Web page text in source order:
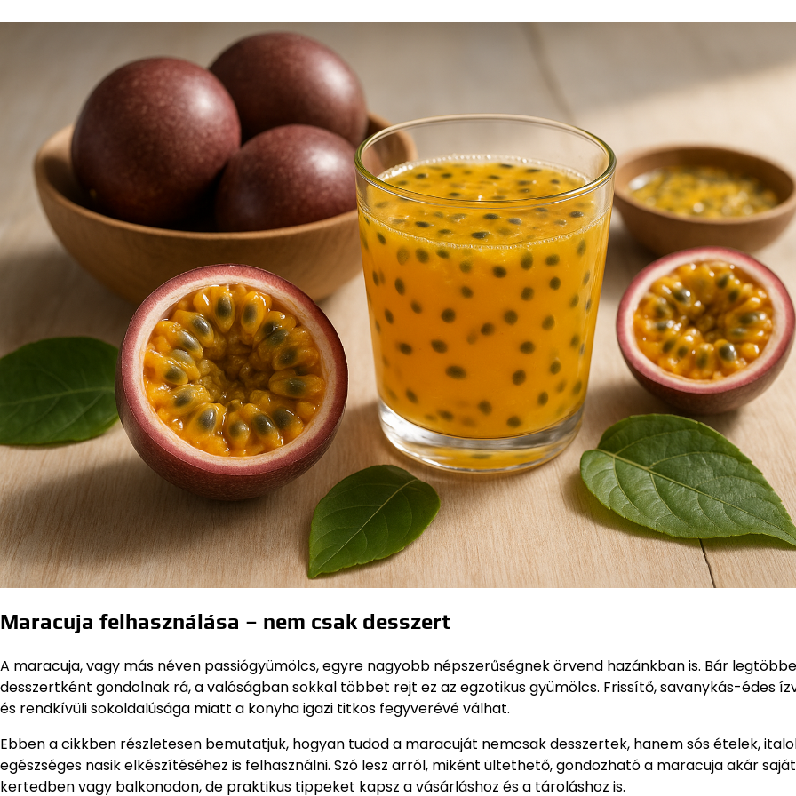
Maracuja felhasználása – nem csak desszert
A maracuja, vagy más néven passiógyümölcs, egyre nagyobb népszerűségnek örvend hazánkban is. Bár
desszertként gondolnak rá, a valóságban sokkal többet rejt ez az egzotikus gyümölcs. Frissítő, savanykás-édes
és rendkívüli sokoldalúsága miatt a konyha igazi titkos fegyverévé válhat.
Ebben a cikkben részletesen bemutatjuk, hogyan tudod a maracuját nemcsak desszertek, hanem sós ételek,
egészséges nasik elkészítéséhez is felhasználni. Szó lesz arról, miként ültethető, gondozható a maracuja akár saját
kertedben vagy balkonodon, de praktikus tippeket kapsz a vásárláshoz és a tároláshoz is.